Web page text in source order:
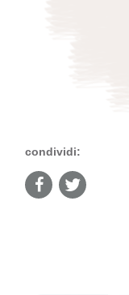
condividi: